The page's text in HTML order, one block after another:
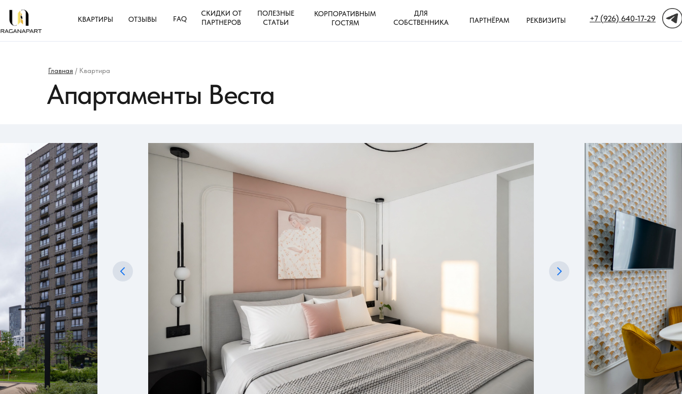
+7 (926) 640-17-29
КВАРТИРЫ ОТЗЫВЫ
СКИДКИ ОТ
ПАРТНЕРОВ
FAQ
ПОЛЕЗНЫЕ
СТАТЬИ
РЕКВИЗИТЫ
ДЛЯ
СОБСТВЕННИКА
ПАРТНЁРАМ
КОРПОРАТИВНЫМ
ГОСТЯМ
Апартаменты Веста
Главная / Квартира